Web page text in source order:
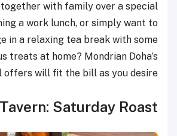
with family over a special
a work lunch, or simply want to
in a relaxing tea break with some
treats at home? Mondrian Doha’s
offers will fit the bill as you desire.
Saturday Roast